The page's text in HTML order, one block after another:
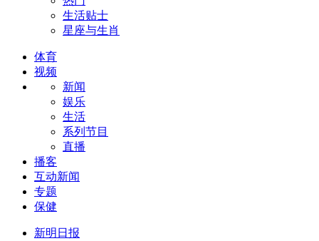
生活贴士
星座与生肖
体育
视频
新闻
娱乐
生活
系列节目
直播
播客
互动新闻
专题
保健
新明日报